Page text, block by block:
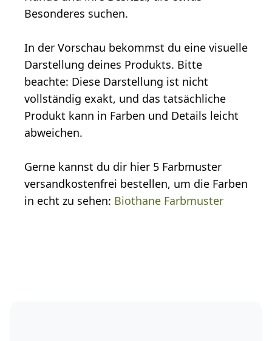
Besonderes suchen.
In der Vorschau bekommst du eine visuelle
Darstellung deines Produkts. Bitte
beachte: Diese Darstellung ist nicht
vollständig exakt, und das tatsächliche
Produkt kann in Farben und Details leicht
abweichen.
Gerne kannst du dir hier 5 Farbmuster
versandkostenfrei bestellen, um die Farben
in echt zu sehen: Biothane Farbmuster